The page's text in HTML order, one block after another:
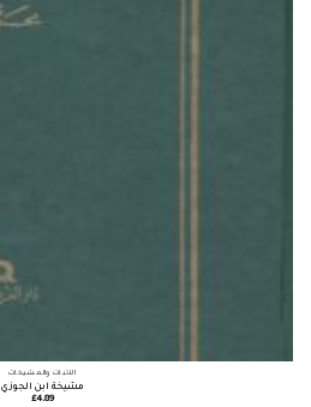
الأثبات والمشيخات
مشيخة ابن الجوزي
£4.89